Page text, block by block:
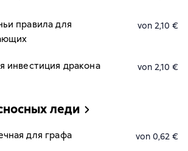
правила для
von 2,10 €
инвестиция дракона von 2,10 €
леди
для графа von 0,62 €